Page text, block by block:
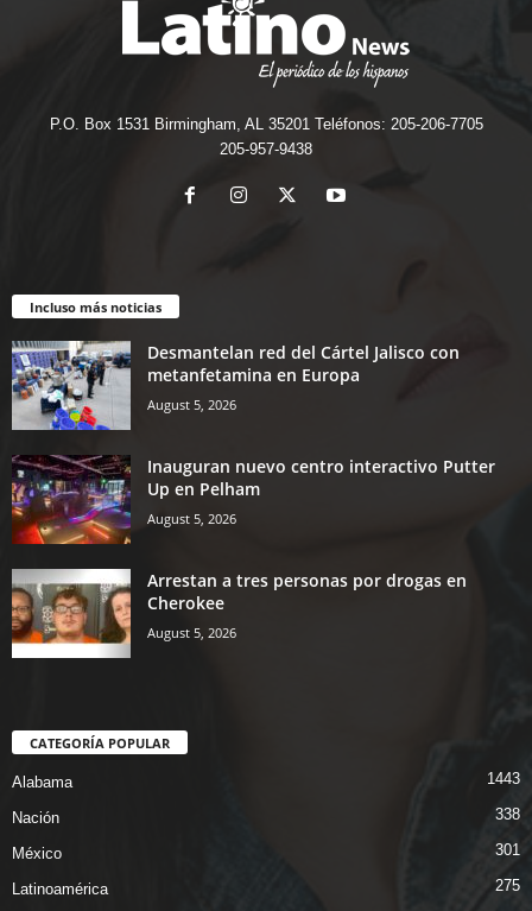
P.O. Box 1531 Birmingham, AL 35201 Teléfonos: 205-206-7705
205-957-9438
Incluso más noticias
Desmantelan red del Cártel Jalisco con
metanfetamina en Europa
August 5, 2026
Inauguran nuevo centro interactivo Putter
Up en Pelham
August 5, 2026
Arrestan a tres personas por drogas en
Cherokee
August 5, 2026
CATEGORÍA POPULAR
Alabama 1443
Nación 338
México 301
Latinoamérica 275